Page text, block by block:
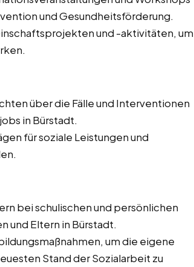
und Gesundheitsförderung.
und -aktivitäten, um
über die Fälle und Interventionen
in Bürstadt.
für soziale Leistungen und
bei schulischen und persönlichen
und Eltern in Bürstadt.
um die eigene
Stand der Sozialarbeit zu